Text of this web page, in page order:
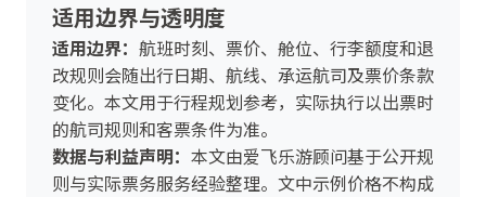
适用边界与透明度
适用边界： 航班时刻、票价、舱位、行李额度和退
改规则会随出行日期、航线、承运航司及票价条款
变化。本文用于行程规划参考，实际执行以出票时
的航司规则和客票条件为准。
数据与利益声明： 本文由爱飞乐游顾问基于公开规
则与实际票务服务经验整理。文中示例价格不构成